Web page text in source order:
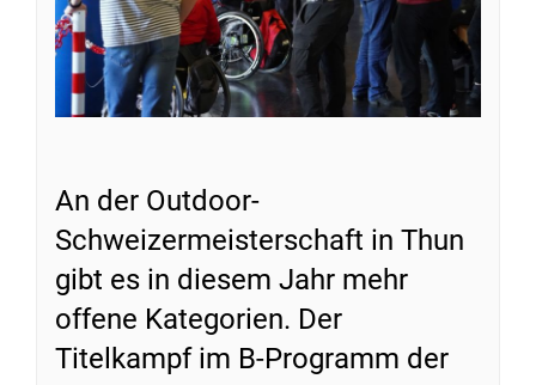
An der Outdoor-
Schweizermeisterschaft in Thun
gibt es in diesem Jahr mehr
offene Kategorien. Der
Titelkampf im B-Programm der